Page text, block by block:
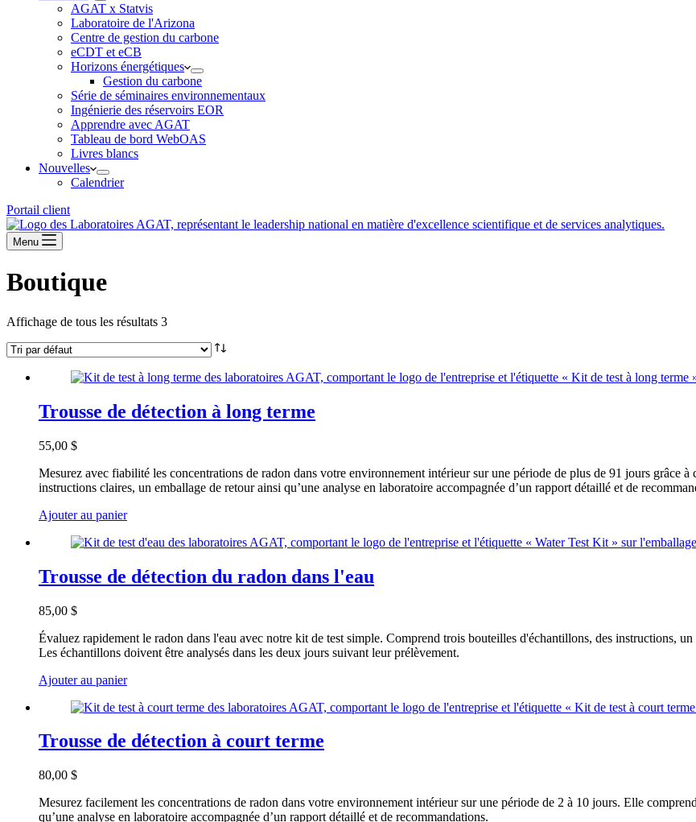
AGAT x Statvis
Laboratoire de l'Arizona
Centre de gestion du carbone
eCDT et eCB
Horizons énergétiques
Gestion du carbone
Série de séminaires environnementaux
Ingénierie des réservoirs EOR
Apprendre avec AGAT
Tableau de bord WebOAS
Livres blancs
Nouvelles
Calendrier
Portail client
Menu
Boutique
Affichage de tous les résultats 3
Trousse de détection à long terme
55,00 $
Mesurez avec fiabilité les concentrations de radon dans votre environnement intérieur sur une période de plus de 91 jours grâce
instructions claires, un emballage de retour ainsi qu’une analyse en laboratoire accompagnée d’un rapport détaillé et de
Ajouter au panier
Trousse de détection du radon dans l'eau
85,00 $
Évaluez rapidement le radon dans l'eau avec notre kit de test simple. Comprend trois bouteilles d'échantillons, des instructions,
Les échantillons doivent être analysés dans les deux jours suivant leur prélèvement.
Ajouter au panier
Trousse de détection à court terme
80,00 $
Mesurez facilement les concentrations de radon dans votre environnement intérieur sur une période de 2 à 10 jours. Elle
qu’une analyse en laboratoire accompagnée d’un rapport détaillé et de recommandations.